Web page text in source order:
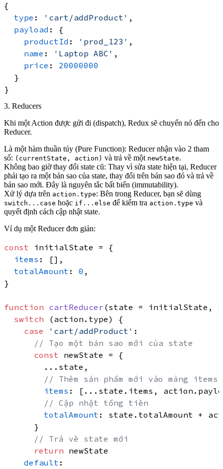
{
type : 'cart/addProduct' ,
payload : {
productId : 'prod_123' ,
name : 'Laptop ABC' ,
price : 20000000
  }
3. Reducers
Khi một Action được gửi đi (dispatch), Redux sẽ chuyển nó đến cho
Reducer.
Là một hàm thuần túy (Pure Function): Reducer nhận vào 2 tham
số: (currentState, action) và trả về một newState.
Không bao giờ thay đổi state cũ: Thay vì sửa state hiện tại, Reducer
phải tạo ra một bản sao của state, thay đổi trên bản sao đó và trả về
bản sao mới. Đây là nguyên tắc bất biến (immutability).
Xử lý dựa trên action.type: Bên trong Reducer, bạn sẽ dùng
switch...case hoặc if...else để kiểm tra action.type và
quyết định cách cập nhật state.
Ví dụ một Reducer đơn giản:
const initialState = {
items : [],
totalAmount : 0 ,
}
function cartReducer (state = initialState,
switch (action. type) {
case
'cart/addProduct' :
// Tạo một bản sao mới của state
const newState = {
        ...state,
// Thêm sản phẩm mới vào mảng items
items : [...state. items , action.
// Cập nhật tổng tiền
totalAmount : state. totalAmount +
      }
// Trả về state mới
return newState
default :